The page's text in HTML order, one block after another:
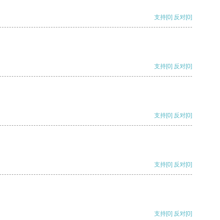
支持[0] 反对[0]
支持[0] 反对[0]
支持[0] 反对[0]
支持[0] 反对[0]
支持[0] 反对[0]